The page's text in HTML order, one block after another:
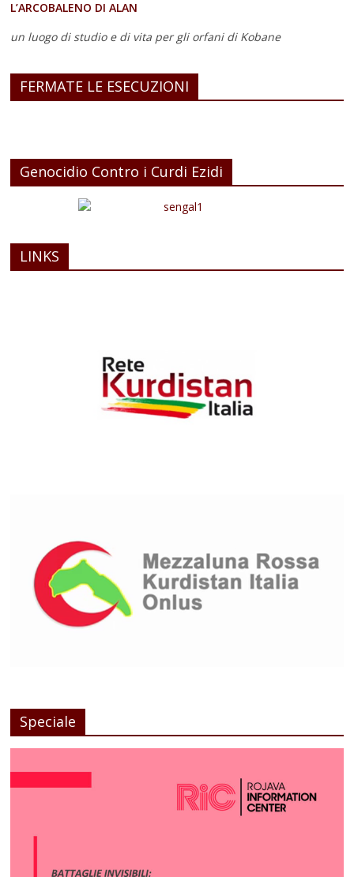
L’ARCOBALENO DI ALAN
un luogo di studio e di vita per gli orfani di Kobane
FERMATE LE ESECUZIONI
Genocidio Contro i Curdi Ezidi
LINKS
Speciale